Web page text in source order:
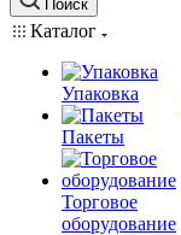
Поиск
Каталог
Упаковка
Пакеты
Торговое
оборудование